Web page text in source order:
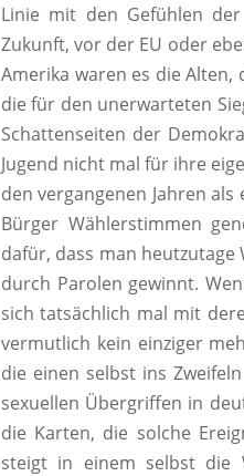
Linie mit den Gefühlen
Zukunft, vor der EU oder
Amerika waren es die
die für den unerwarteten
Schattenseiten der
Jugend nicht mal für ihre
den vergangenen Jahren
Bürger Wählerstimmen
dafür, dass man
durch Parolen gewinnt.
sich tatsächlich mal mit
vermutlich kein einziger
die einen selbst ins
sexuellen Übergriffen in
die Karten, die solche
steigt in einem selbst die